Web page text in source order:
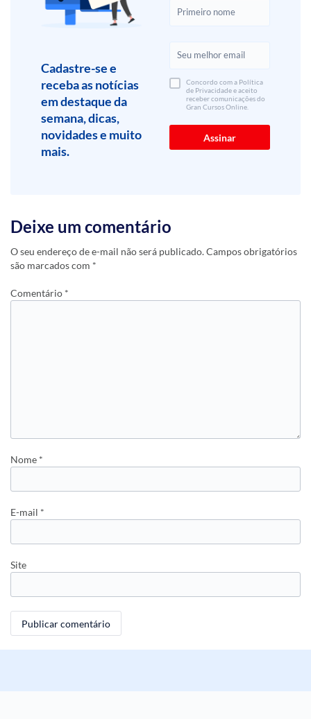
Cadastre-se e
receba as notícias
em destaque da
semana, dicas,
novidades e muito
mais.
Concordo com a Política
de Privacidade e aceito
receber comunicações do
Gran Cursos Online.
Deixe um comentário
O seu endereço de e-mail não será publicado.Campos obrigatórios
são marcados com *
Comentário *
Nome *
E-mail *
Site